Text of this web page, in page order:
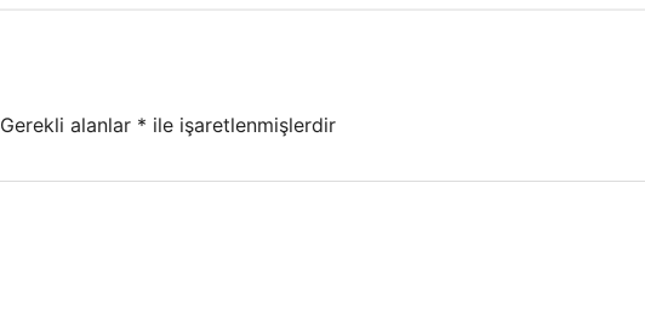
Gerekli alanlar * ile işaretlenmişlerdir